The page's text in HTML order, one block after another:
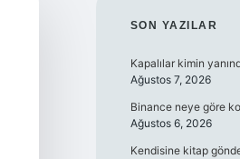
SON YAZILAR
Kapalılar kimin
Ağustos 7, 2026
Binance neye göre
Ağustos 6, 2026
Kendisine kitap